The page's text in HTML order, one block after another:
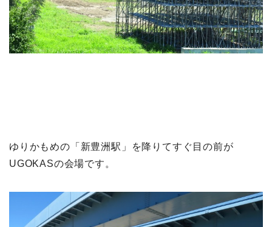
ゆりかもめの「新豊洲駅」を降りてすぐ目の前が
UGOKASの会場です。